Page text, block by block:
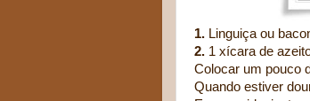
1. Linguiça ou
2. 1 xícara de
Colocar um pouco
Quando estiver